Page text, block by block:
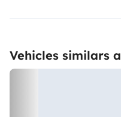
Vehicles similars